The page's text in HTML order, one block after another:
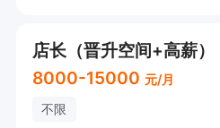
店长（晋升空间+高薪）
8000-15000 元/月
不限